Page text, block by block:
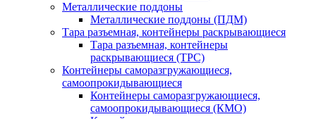
Металлические поддоны
Металлические поддоны (ПДМ)
Тара разъемная, контейнеры раскрывающиеся
Тара разъемная, контейнеры
раскрывающиеся (ТРС)
Контейнеры саморазгружающиеся,
самоопрокидывающиеся
Контейнеры саморазгружающиеся,
самоопрокидывающиеся (КМО)